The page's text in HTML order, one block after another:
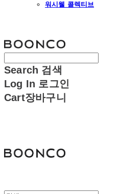
워시웰 콜렉티브
Search 검색
Log In 로그인
Cart장바구니